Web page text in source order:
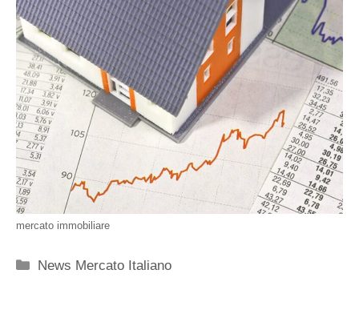
mercato immobiliare
Categorie
News Mercato Italiano